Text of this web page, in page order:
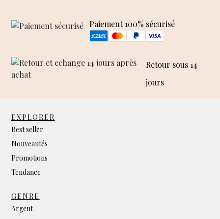
Paiement 100% sécurisé
Retour sous 14
jours
EXPLORER
Best seller
Nouveautés
Promotions
Tendance
GENRE
Argent